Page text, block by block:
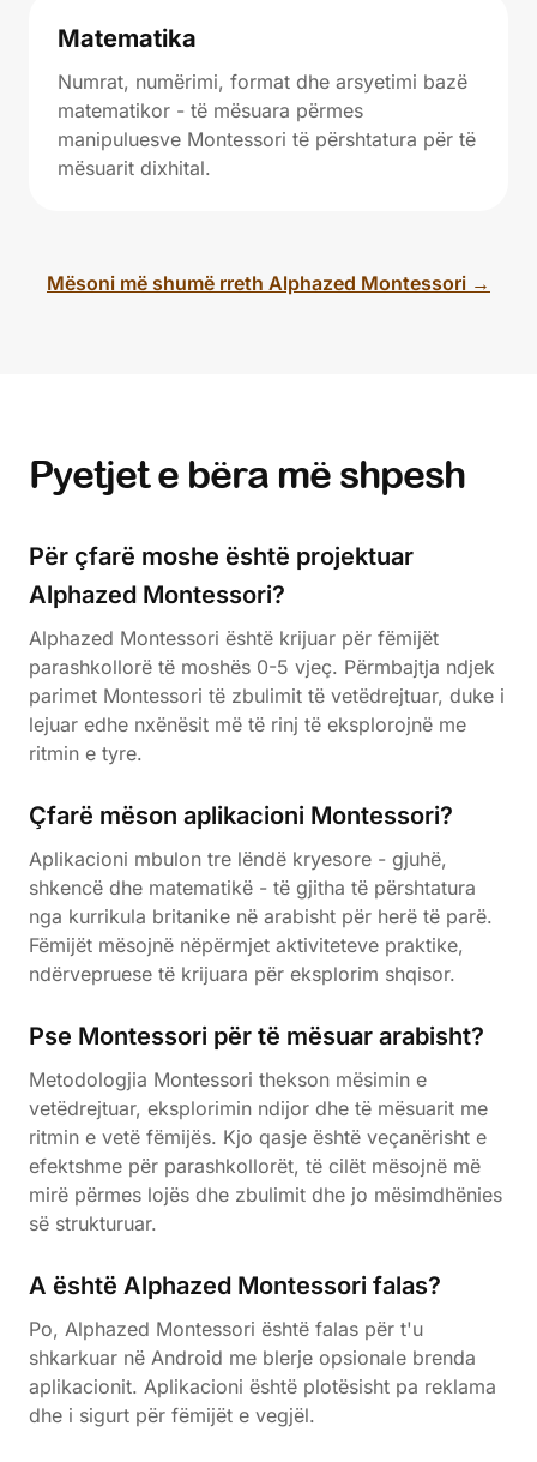
Matematika
Numrat, numërimi, format dhe arsyetimi bazë
matematikor - të mësuara përmes
manipuluesve Montessori të përshtatura për të
mësuarit dixhital.
Mësoni më shumë rreth Alphazed Montessori →
Pyetjet e bëra më shpesh
Për çfarë moshe është projektuar
Alphazed Montessori?
Alphazed Montessori është krijuar për fëmijët
parashkollorë të moshës 0-5 vjeç. Përmbajtja ndjek
parimet Montessori të zbulimit të vetëdrejtuar, duke i
lejuar edhe nxënësit më të rinj të eksplorojnë me
ritmin e tyre.
Çfarë mëson aplikacioni Montessori?
Aplikacioni mbulon tre lëndë kryesore - gjuhë,
shkencë dhe matematikë - të gjitha të përshtatura
nga kurrikula britanike në arabisht për herë të parë.
Fëmijët mësojnë nëpërmjet aktiviteteve praktike,
ndërvepruese të krijuara për eksplorim shqisor.
Pse Montessori për të mësuar arabisht?
Metodologjia Montessori thekson mësimin e
vetëdrejtuar, eksplorimin ndijor dhe të mësuarit me
ritmin e vetë fëmijës. Kjo qasje është veçanërisht e
efektshme për parashkollorët, të cilët mësojnë më
mirë përmes lojës dhe zbulimit dhe jo mësimdhënies
së strukturuar.
A është Alphazed Montessori falas?
Po, Alphazed Montessori është falas për t'u
shkarkuar në Android me blerje opsionale brenda
aplikacionit. Aplikacioni është plotësisht pa reklama
dhe i sigurt për fëmijët e vegjël.